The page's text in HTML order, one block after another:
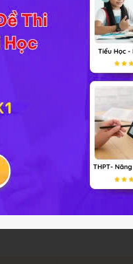
sẽ giải đáp cho các
nhau không?